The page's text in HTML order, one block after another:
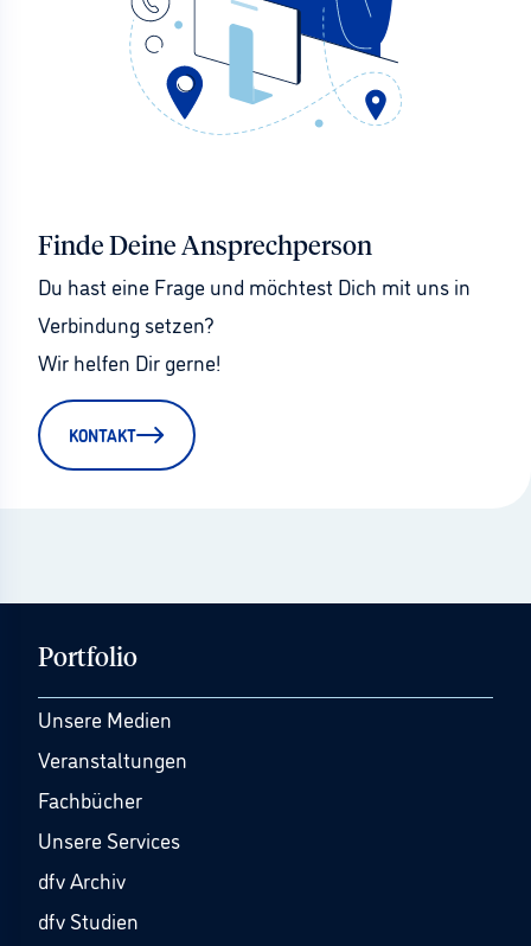
Finde Deine Ansprechperson
Du hast eine Frage und möchtest Dich mit uns in
Verbindung setzen?
Wir helfen Dir gerne!
KONTAKT
Portfolio
Unsere Medien
Veranstaltungen
Fachbücher
Unsere Services
dfv Archiv
dfv Studien